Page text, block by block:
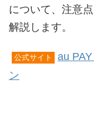
について、注意
解説します。
公式サイト
au
ン